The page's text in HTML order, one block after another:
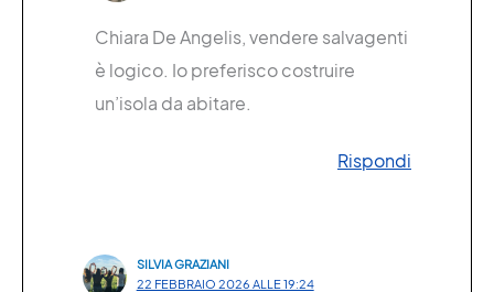
Chiara De Angelis, vendere salvagenti
è logico. Io preferisco costruire
un’isola da abitare.
Rispondi
SILVIA GRAZIANI
22 FEBBRAIO 2026 ALLE 19:24